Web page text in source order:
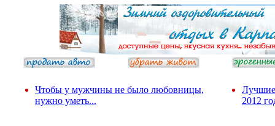
Чтобы у мужчины не было любовницы,
нужно уметь...
Лучшие
2012